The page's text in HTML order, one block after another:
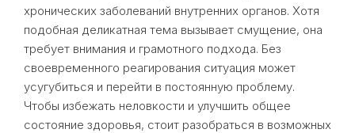
хронических заболеваний внутренних органов. Хотя
подобная деликатная тема вызывает смущение, она
требует внимания и грамотного подхода. Без
своевременного реагирования ситуация может
усугубиться и перейти в постоянную проблему.
Чтобы избежать неловкости и улучшить общее
состояние здоровья, стоит разобраться в возможных